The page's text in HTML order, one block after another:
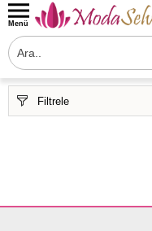
Menü
Filtrele